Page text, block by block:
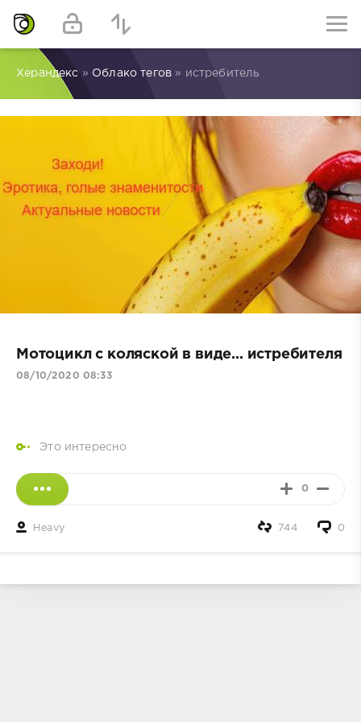
Херандекс » Облако тегов » истребитель
Мотоцикл с коляской в виде... истребителя
08/10/2020 08:33
Это интересно
0
Heavy 0
744